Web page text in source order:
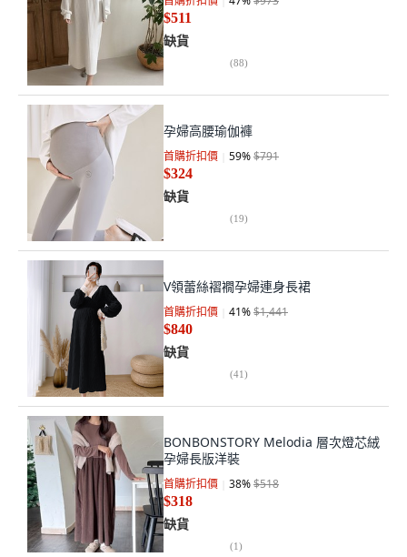
$511
缺貨
(88)
孕婦高腰瑜伽褲
首購折扣價 59%$791
$324
缺貨
(19)
V領蕾絲褶襉孕婦連身長裙
首購折扣價 41%$1,441
$840
缺貨
(41)
BONBONSTORY Melodia 層次燈芯絨
孕婦長版洋裝
首購折扣價 38%$518
$318
缺貨
(1)